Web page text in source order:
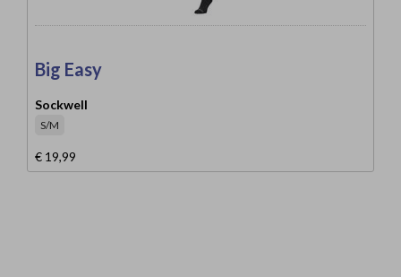
Big Easy
Sockwell
S/M
€ 19,99